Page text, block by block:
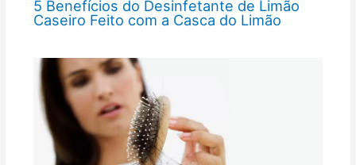
5 Benefícios do Desinfetante de Limão
Caseiro Feito com a Casca do Limão